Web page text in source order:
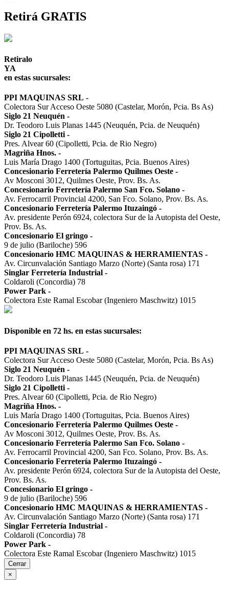
Retirá GRATIS
Retiralo
YA
en estas sucursales:
PPI MAQUINAS SRL -
Colectora Sur Acceso Oeste 5080 (Castelar, Morón, Pcia. Bs As)
Siglo 21 Neuquén -
Dr. Teodoro Luis Planas 1445 (Neuquén, Pcia. de Neuquén)
Siglo 21 Cipolletti -
Pres. Alvear 60 (Cipolletti, Pcia. de Rio Negro)
Magriña Hnos. -
Luis María Drago 1400 (Tortuguitas, Pcia. Buenos Aires)
Concesionario Ferretería Palermo Quilmes Oeste -
Av Mosconi 3012, Quilmes Oeste, Prov. Bs. As.
Concesionario Ferretería Palermo San Fco. Solano -
Av. Ferrocarril Provincial 4200, San Fco. Solano, Prov. Bs. As.
Concesionario Ferretería Palermo Ituzaingó -
Av. presidente Perón 6924, colectora Sur de la Autopista del Oeste,
Prov. Bs. As.
Concesionario El gringo -
9 de julio (Bariloche) 596
Concesionario HMC MAQUINAS & HERRAMIENTAS -
Av. Circunvalación Santiago Marzo (Norte) (Santa rosa) 171
Singlar Ferretería Industrial -
Coldaroli (Concordia) 78
Power Park -
Colectora Este Ramal Escobar (Ingeniero Maschwitz) 1015
Disponible en 72 hs. en estas sucursales:
PPI MAQUINAS SRL -
Colectora Sur Acceso Oeste 5080 (Castelar, Morón, Pcia. Bs As)
Siglo 21 Neuquén -
Dr. Teodoro Luis Planas 1445 (Neuquén, Pcia. de Neuquén)
Siglo 21 Cipolletti -
Pres. Alvear 60 (Cipolletti, Pcia. de Rio Negro)
Magriña Hnos. -
Luis María Drago 1400 (Tortuguitas, Pcia. Buenos Aires)
Concesionario Ferretería Palermo Quilmes Oeste -
Av Mosconi 3012, Quilmes Oeste, Prov. Bs. As.
Concesionario Ferretería Palermo San Fco. Solano -
Av. Ferrocarril Provincial 4200, San Fco. Solano, Prov. Bs. As.
Concesionario Ferretería Palermo Ituzaingó -
Av. presidente Perón 6924, colectora Sur de la Autopista del Oeste,
Prov. Bs. As.
Concesionario El gringo -
9 de julio (Bariloche) 596
Concesionario HMC MAQUINAS & HERRAMIENTAS -
Av. Circunvalación Santiago Marzo (Norte) (Santa rosa) 171
Singlar Ferretería Industrial -
Coldaroli (Concordia) 78
Power Park -
Colectora Este Ramal Escobar (Ingeniero Maschwitz) 1015
Cerrar
×